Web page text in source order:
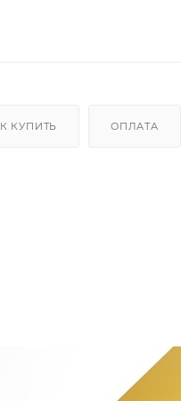
КУПИТЬ ОПЛАТА